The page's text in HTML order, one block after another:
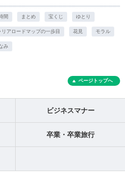
間 まとめ 宝くじ ゆとり
リアロードマップの一歩目 花見 モラル
み
ページトップへ
ビジネスマナー
卒業・卒業旅行